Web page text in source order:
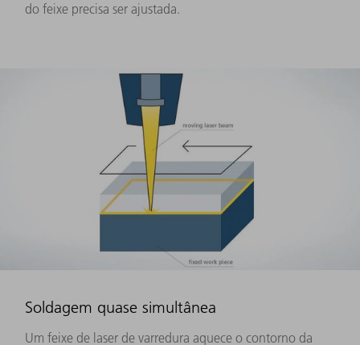
do feixe precisa ser ajustada.
Soldagem quase simultânea
Um feixe de laser de varredura aquece o contorno da